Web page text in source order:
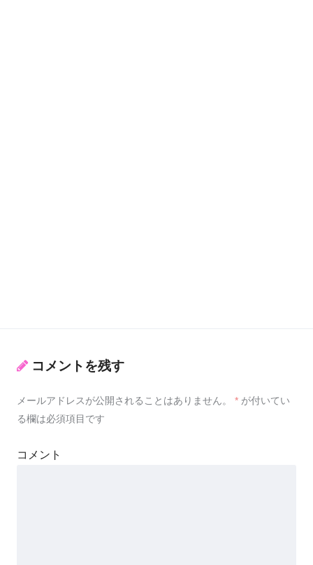
コメントを残す
メールアドレスが公開されることはありません。 * が付いてい
る欄は必須項目です
コメント